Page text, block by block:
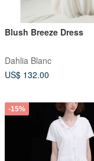
Blush Breeze Dress
Dahlia Blanc
US$ 132.00
-15%